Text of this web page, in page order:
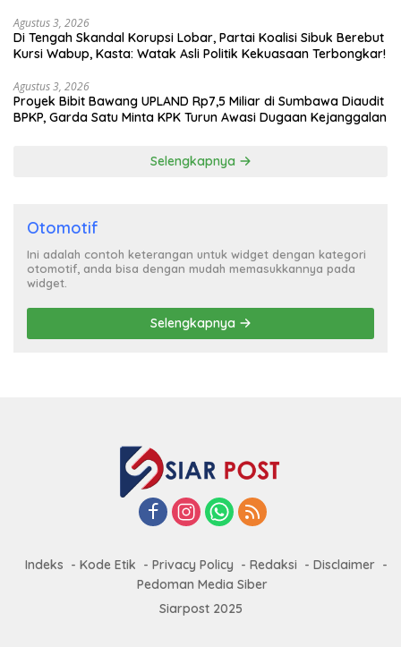
Agustus 3, 2026
Di Tengah Skandal Korupsi Lobar, Partai Koalisi Sibuk Berebut
Kursi Wabup, Kasta: Watak Asli Politik Kekuasaan Terbongkar!
Agustus 3, 2026
Proyek Bibit Bawang UPLAND Rp7,5 Miliar di Sumbawa Diaudit
BPKP, Garda Satu Minta KPK Turun Awasi Dugaan Kejanggalan
Selengkapnya
Otomotif
Ini adalah contoh keterangan untuk widget dengan kategori
otomotif, anda bisa dengan mudah memasukkannya pada
widget.
Selengkapnya
Indeks Kode Etik Privacy Policy Redaksi
Disclaimer
Pedoman Media Siber
Siarpost 2025